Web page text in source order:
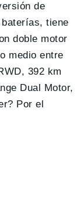
de
tiene
doble motor
medio entre
392 km
Dual Motor,
Por el